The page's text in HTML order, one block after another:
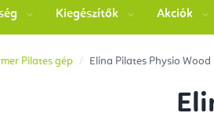
Kiegészítők Akciók
Pilates gép Elina Pilates Physio Wood